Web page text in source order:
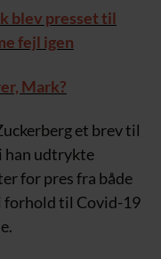
blev presset til
fejl igen
Mark?
et brev til
han udtrykte
for pres fra både
forhold til Covid-19